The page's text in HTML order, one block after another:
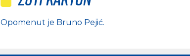
Opomenut je Bruno Pejić.